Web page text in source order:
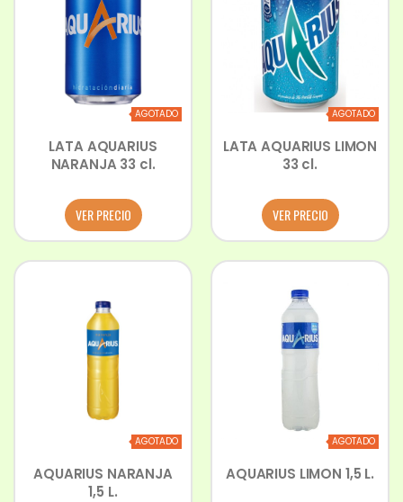
AGOTADO
LATA AQUARIUS
NARANJA 33 cl.
VER PRECIO
AGOTADO
LATA AQUARIUS LIMON
33 cl.
VER PRECIO
AGOTADO
AQUARIUS NARANJA
1,5 L.
AGOTADO
AQUARIUS LIMON 1,5 L.